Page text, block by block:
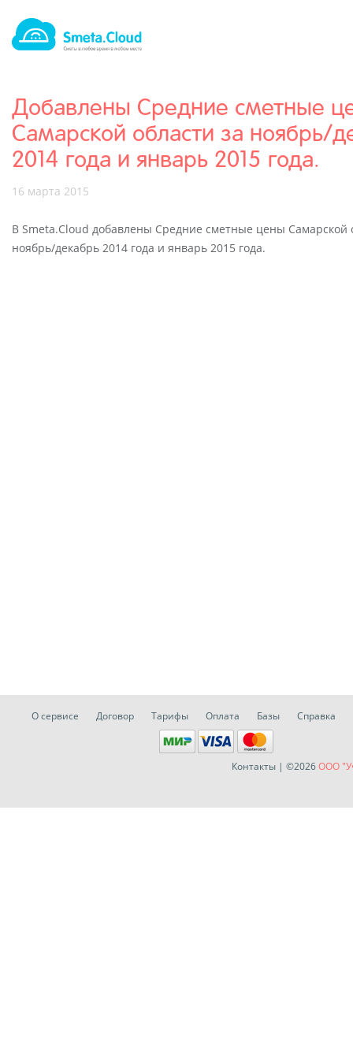
Добавлены Средние сметные
Самарской области за ноябрь/
2014 года и январь 2015 года.
16 марта 2015
В Smeta.Cloud добавлены Средние сметные цены Самарской
ноябрь/декабрь 2014 года и январь 2015 года.
О сервисе Договор Тарифы Оплата Базы Справка
Контакты | ©2026ООО